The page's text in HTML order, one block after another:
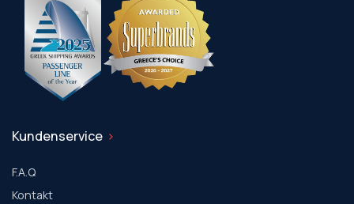
Kundenservice
F.A.Q
Kontakt